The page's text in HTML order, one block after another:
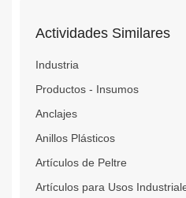
Actividades Similares
Industria
Productos - Insumos
Anclajes
Anillos Plásticos
Artículos de Peltre
Artículos para Usos